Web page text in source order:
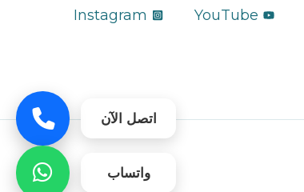
YouTube
Instagram
اتصل الآن
واتساب